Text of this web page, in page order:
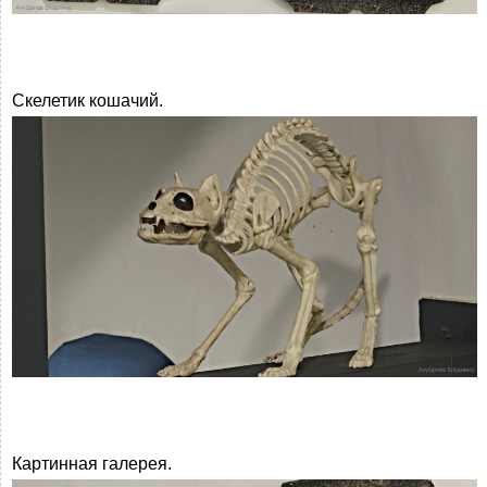
Скелетик кошачий.
Картинная галерея.